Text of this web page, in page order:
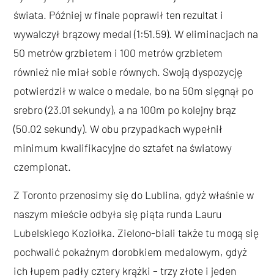
świata. Później w finale poprawił ten rezultat i
wywalczył brązowy medal (1:51.59). W eliminacjach na
50 metrów grzbietem i 100 metrów grzbietem
również nie miał sobie równych. Swoją dyspozycję
potwierdził w walce o medale, bo na 50m sięgnął po
srebro (23.01 sekundy), a na 100m po kolejny brąz
(50.02 sekundy). W obu przypadkach wypełnił
minimum kwalifikacyjne do sztafet na światowy
czempionat.
Z Toronto przenosimy się do Lublina, gdyż właśnie w
naszym mieście odbyła się piąta runda Lauru
Lubelskiego Koziołka. Zielono-biali także tu mogą się
pochwalić pokaźnym dorobkiem medalowym, gdyż
ich łupem padły cztery krążki – trzy złote i jeden